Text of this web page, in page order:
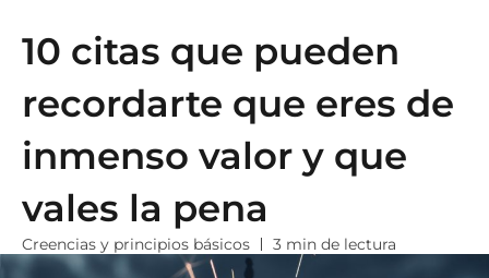
10 citas que pueden
recordarte que eres de
inmenso valor y que
vales la pena
Creencias y principios básicos 3 min de lectura